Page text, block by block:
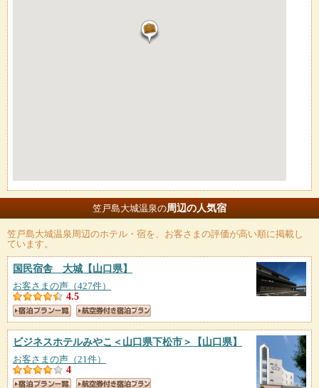
笠戸島大城温泉の周辺の人気宿
笠戸島大城温泉周辺のホテル・宿を、お客さまの評価が高い順に掲載し
ています。
国民宿舎 大城 【山口県】
お客さまの声（427件）
4.5
ビジネスホテルみやこ＜山口県下松市＞ 【山口県】
お客さまの声（21件）
4